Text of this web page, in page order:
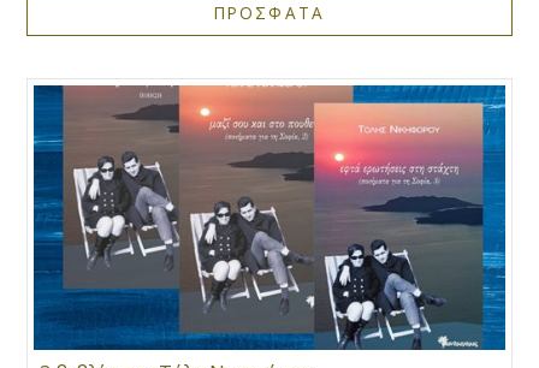
ΠΡΟΣΦΑΤΑ